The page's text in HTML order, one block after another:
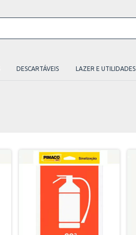
DESCARTÁVEIS LAZER E UTILIDADES